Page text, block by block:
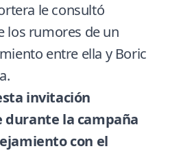
le consultó
los rumores de un
entre ella y Boric
invitación
durante la campaña
con el